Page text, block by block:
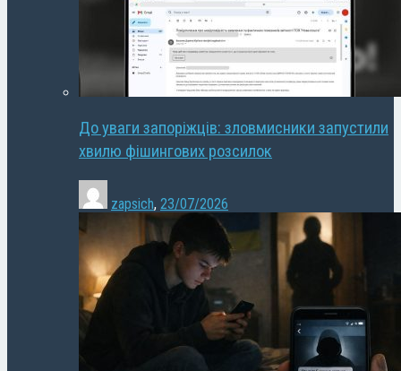
До уваги запоріжців: зловмисники запустили
хвилю фішингових розсилок
zapsich, 23/07/2026